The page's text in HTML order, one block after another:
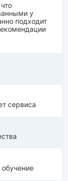
у
подходит
сервиса